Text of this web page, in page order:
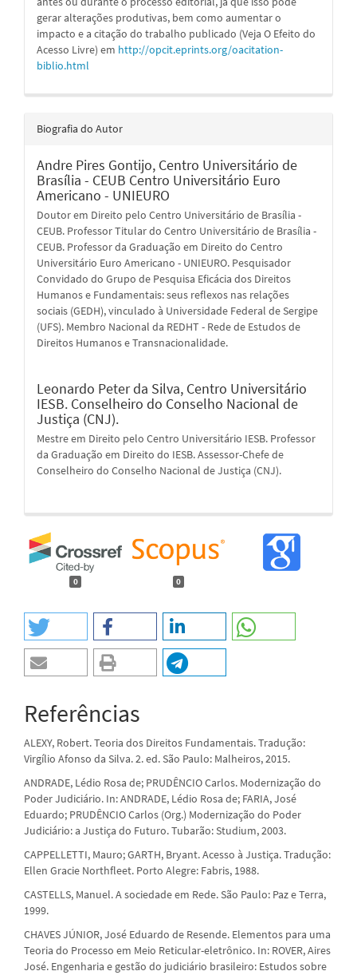
gerar alterações produtivas, bem como aumentar o
impacto e a citação do trabalho publicado (Veja O Efeito do
Acesso Livre) em http://opcit.eprints.org/oacitation-
biblio.html
Biografia do Autor
Andre Pires Gontijo, Centro Universitário de
Brasília - CEUB Centro Universitário Euro
Americano - UNIEURO
Doutor em Direito pelo Centro Universitário de Brasília -
CEUB. Professor Titular do Centro Universitário de Brasília -
CEUB. Professor da Graduação em Direito do Centro
Universitário Euro Americano - UNIEURO. Pesquisador
Convidado do Grupo de Pesquisa Eficácia dos Direitos
Humanos e Fundamentais: seus reflexos nas relações
sociais (GEDH), vinculado à Universidade Federal de Sergipe
(UFS). Membro Nacional da REDHT - Rede de Estudos de
Direitos Humanos e Transnacionalidade.
Leonardo Peter da Silva, Centro Universitário
IESB. Conselheiro do Conselho Nacional de
Justiça (CNJ).
Mestre em Direito pelo Centro Universitário IESB. Professor
da Graduação em Direito do IESB. Assessor-Chefe de
Conselheiro do Conselho Nacional de Justiça (CNJ).
0 0
Referências
ALEXY, Robert. Teoria dos Direitos Fundamentais. Tradução:
Virgílio Afonso da Silva. 2. ed. São Paulo: Malheiros, 2015.
ANDRADE, Lédio Rosa de; PRUDÊNCIO Carlos. Modernização do
Poder Judiciário. In: ANDRADE, Lédio Rosa de; FARIA, José
Eduardo; PRUDÊNCIO Carlos (Org.) Modernização do Poder
Judiciário: a Justiça do Futuro. Tubarão: Studium, 2003.
CAPPELLETTI, Mauro; GARTH, Bryant. Acesso à Justiça. Tradução:
Ellen Gracie Northfleet. Porto Alegre: Fabris, 1988.
CASTELLS, Manuel. A sociedade em Rede. São Paulo: Paz e Terra,
1999.
CHAVES JÚNIOR, José Eduardo de Resende. Elementos para uma
Teoria do Processo em Meio Reticular-eletrônico. In: ROVER, Aires
José. Engenharia e gestão do judiciário brasileiro: Estudos sobre